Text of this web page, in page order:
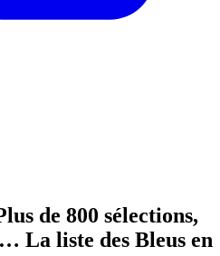
de 800 sélections,
La liste des Bleus en